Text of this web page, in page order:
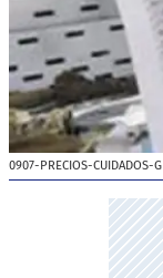
0907-PRECIOS-CUIDADOS-G